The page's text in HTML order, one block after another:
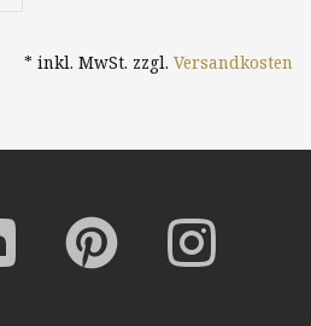
* inkl. MwSt. zzgl. Versandkosten